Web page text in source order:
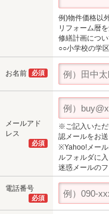
例)物件価格以
リフォーム暦
修繕計画につ
○○小学校の学
お名前 必須
メールアド
レス
必須
※ご記入いただ
認メールをお送
※Yahoo!メー
ルフォルダに
迷惑メールの
電話番号
必須